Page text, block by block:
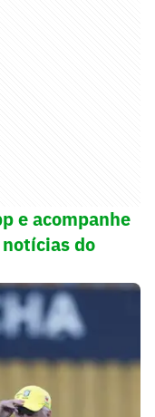
e acompanhe
do